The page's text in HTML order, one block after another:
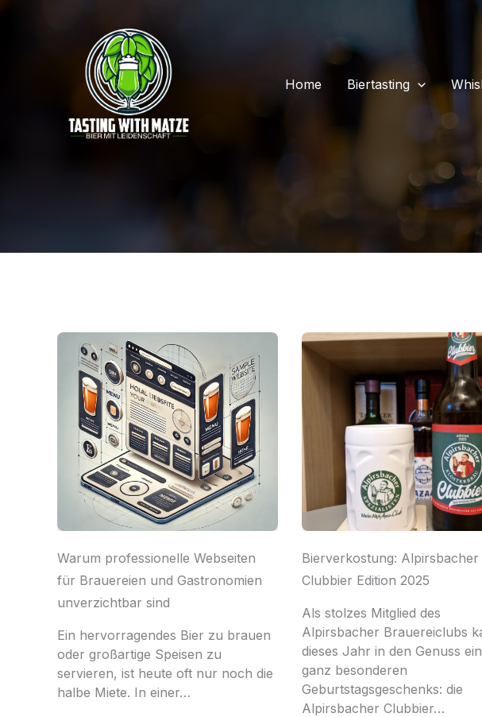
Home
Biertasting
Warum professionelle Webseiten
für Brauereien und Gastronomien
unverzichtbar sind
Ein hervorragendes Bier zu brauen
oder großartige Speisen zu
servieren, ist heute oft nur noch die
halbe Miete. In einer…
Bierverkostung: Alpirsbacher
Clubbier Edition 2025
Als stolzes Mitglied des
Alpirsbacher Brauereiclubs
dieses Jahr in den Genuss
ganz besonderen
Geburtstagsgeschenks: die
Alpirsbacher Clubbier…